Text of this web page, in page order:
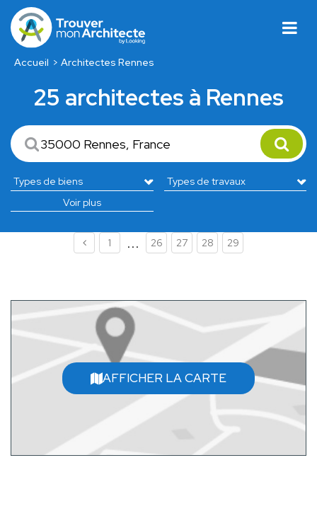
Accueil Architectes Rennes
25 architectes à Rennes
Voir plus
1 ... 26 27 28 29
AFFICHER LA CARTE